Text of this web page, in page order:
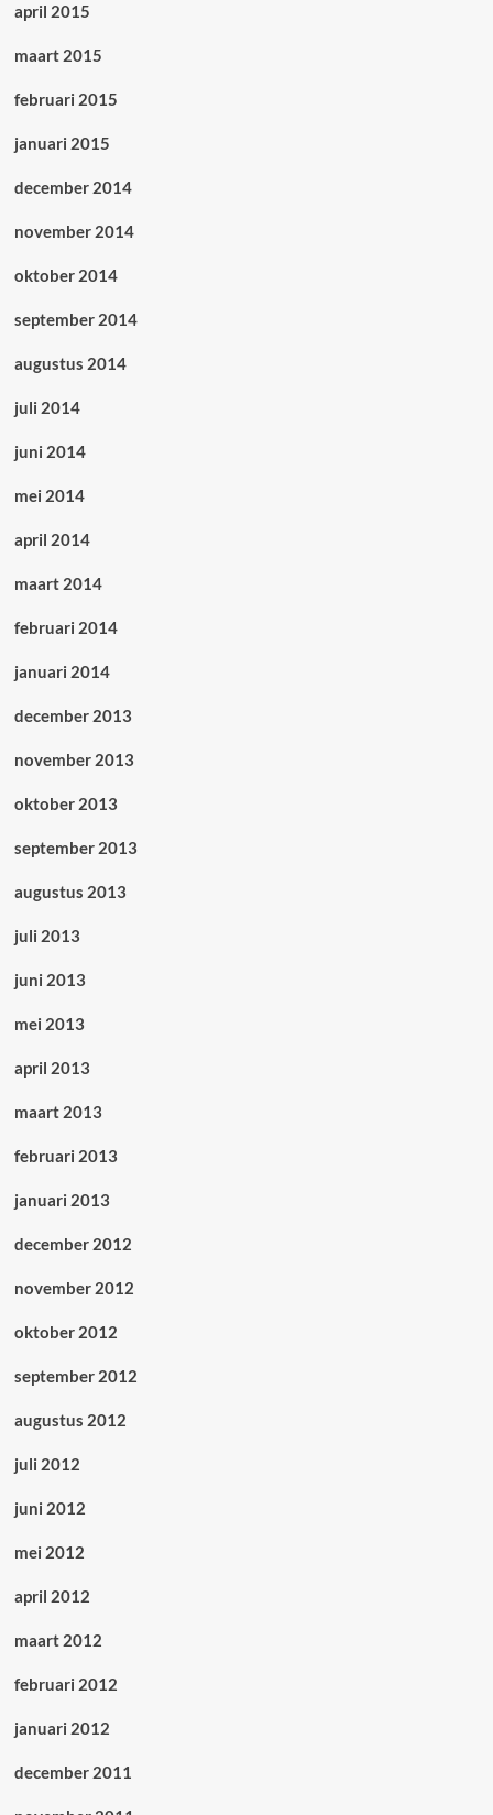
april 2015
maart 2015
februari 2015
januari 2015
december 2014
november 2014
oktober 2014
september 2014
augustus 2014
juli 2014
juni 2014
mei 2014
april 2014
maart 2014
februari 2014
januari 2014
december 2013
november 2013
oktober 2013
september 2013
augustus 2013
juli 2013
juni 2013
mei 2013
april 2013
maart 2013
februari 2013
januari 2013
december 2012
november 2012
oktober 2012
september 2012
augustus 2012
juli 2012
juni 2012
mei 2012
april 2012
maart 2012
februari 2012
januari 2012
december 2011